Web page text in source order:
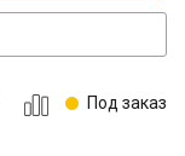
Под заказ